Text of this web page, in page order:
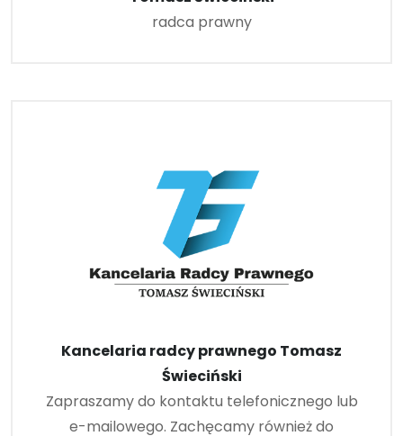
radca prawny
Kancelaria radcy prawnego Tomasz
Świeciński
Zapraszamy do kontaktu telefonicznego lub
e-mailowego. Zachęcamy również do